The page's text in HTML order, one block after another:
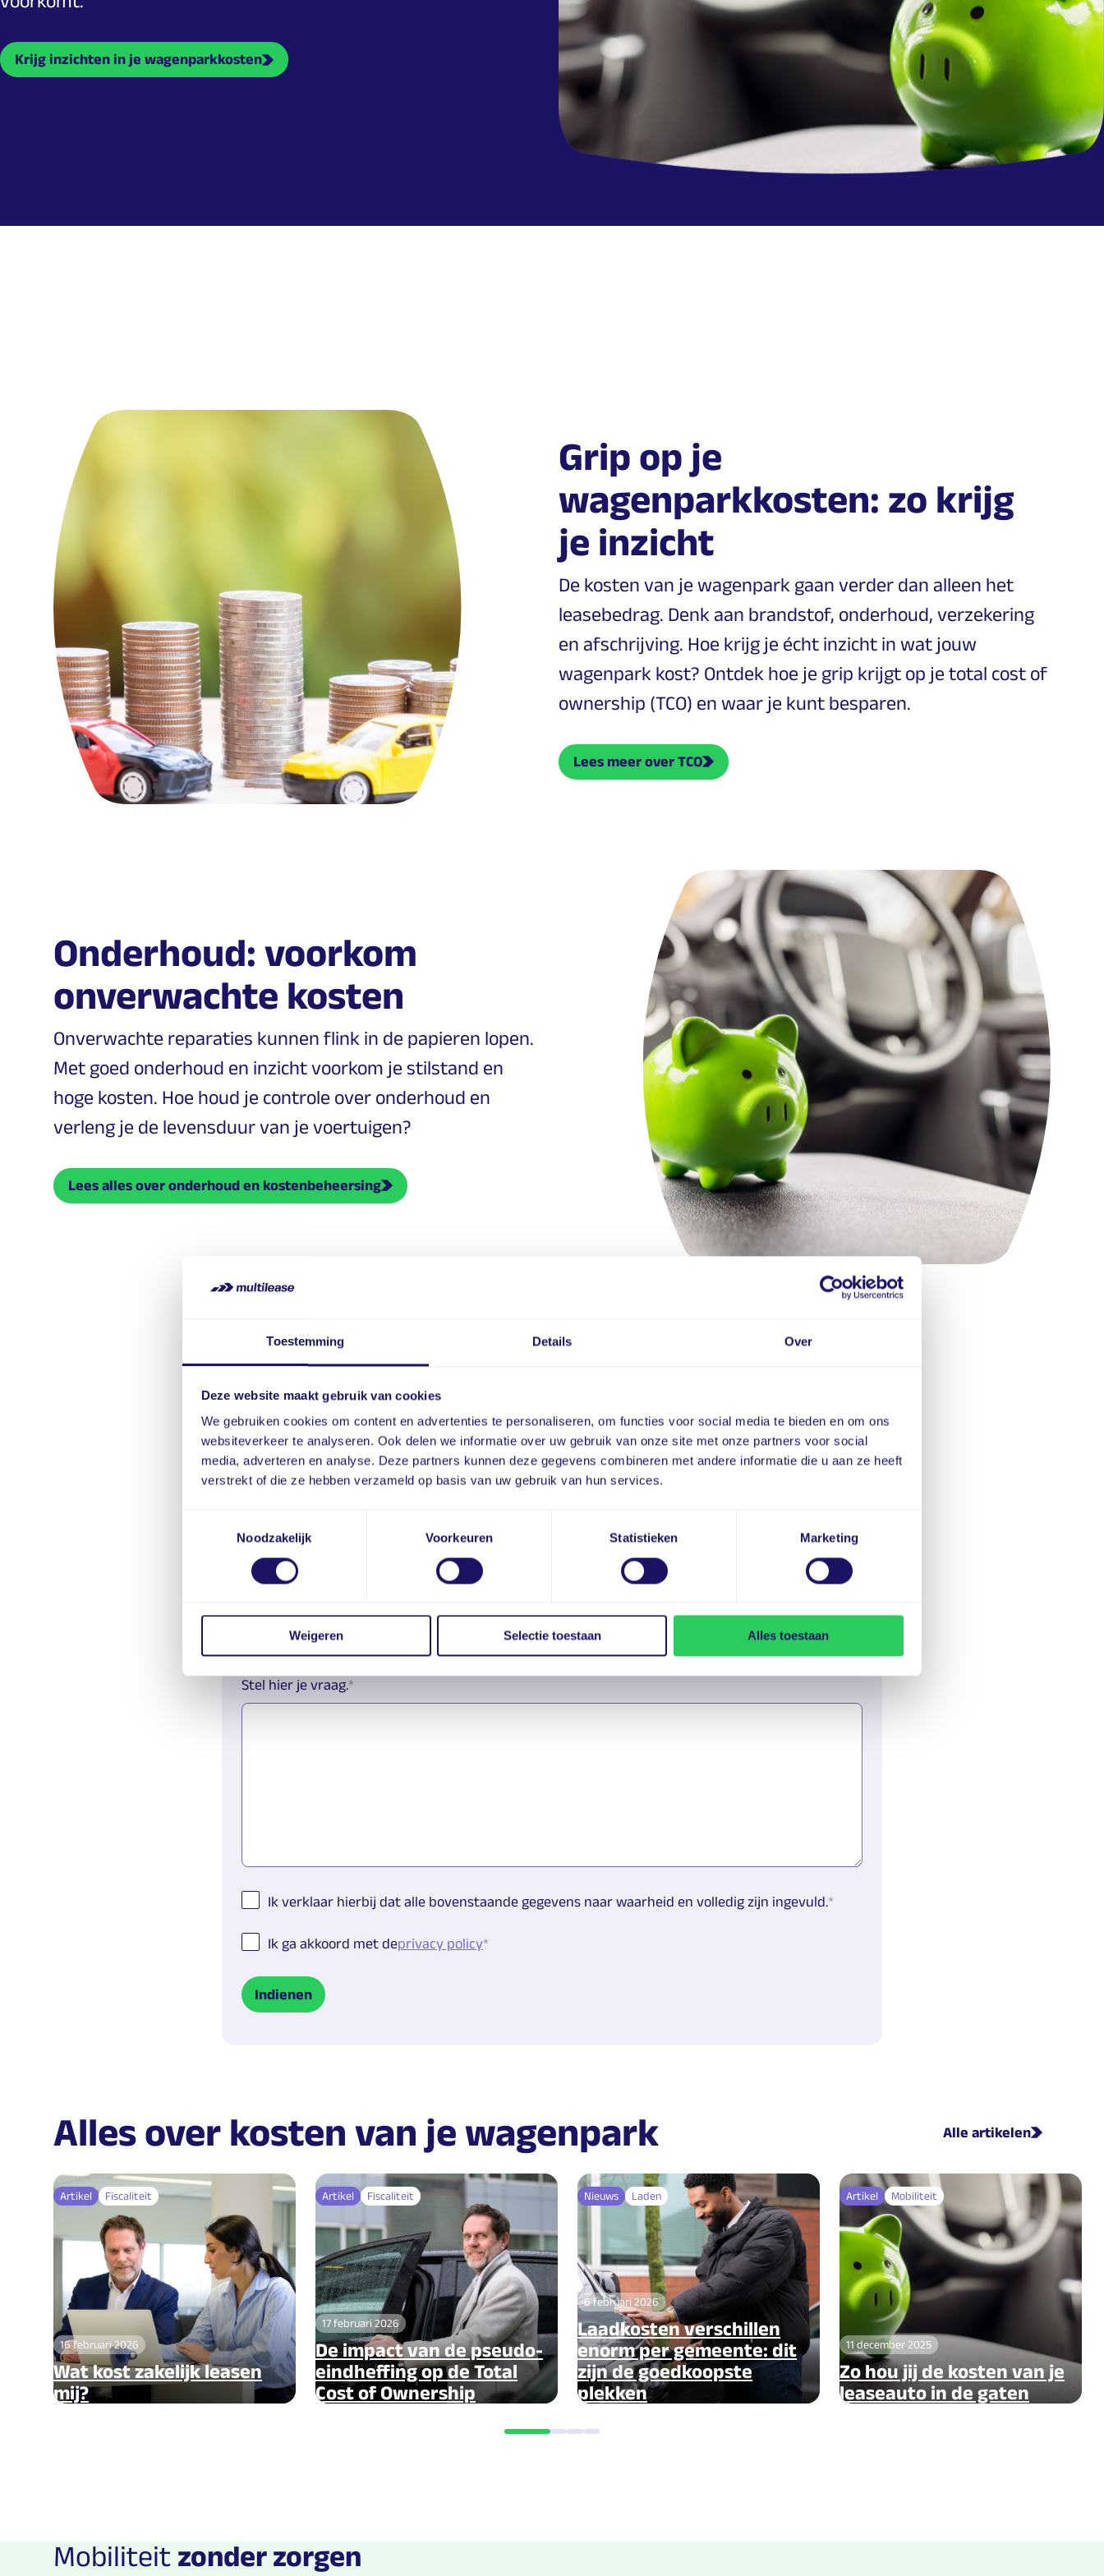
Toestemming Details Over
Deze website maakt gebruik van cookies
We gebruiken cookies om content en advertenties te personaliseren, om functies voor social media te bieden en om ons
websiteverkeer te analyseren. Ook delen we informatie over uw gebruik van onze site met onze partners voor social
media, adverteren en analyse. Deze partners kunnen deze gegevens combineren met andere informatie die u aan ze heeft
verstrekt of die ze hebben verzameld op basis van uw gebruik van hun services.
Noodzakelijk
Voorkeuren Statistieken Marketing
Weigeren Selectie toestaan Alles toestaan
Krijg inzichten in je wagenparkkosten
Grip op je
wagenparkkosten: zo krijg
je inzicht
De kosten van je wagenpark gaan verder dan alleen het
leasebedrag. Denk aan brandstof, onderhoud, verzekering
en afschrijving. Hoe krijg je écht inzicht in wat jouw
wagenpark kost? Ontdek hoe je grip krijgt op je total cost of
ownership (TCO) en waar je kunt besparen.
Lees meer over TCO
Onderhoud: voorkom
onverwachte kosten
Onverwachte reparaties kunnen flink in de papieren lopen.
Met goed onderhoud en inzicht voorkom je stilstand en
hoge kosten. Hoe houd je controle over onderhoud en
verleng je de levensduur van je voertuigen?
Lees alles over onderhoud en kostenbeheersing
Vraag vrijblijvend advies aan
Naam
Stel hier je vraag.
Ik verklaar hierbij dat alle bovenstaande gegevens naar waarheid en volledig zijn ingevuld.
Ik ga akkoord met deprivacy policy
Alles over kosten van je wagenpark Alle artikelen
Wat kost zakelijk leasen
mij?
16 februari 2026
Artikel Fiscaliteit
De impact van de pseudo-
eindheffing op de Total
Cost of Ownership
17 februari 2026
Artikel Fiscaliteit
Laadkosten verschillen
enorm per gemeente: dit
zijn de goedkoopste
plekken
6 februari 2026
Nieuws Laden
Zo hou jij de kosten van je
leaseauto in de gaten
11 december 2025
Artikel Mobiliteit
Mobiliteit zonder zorgen